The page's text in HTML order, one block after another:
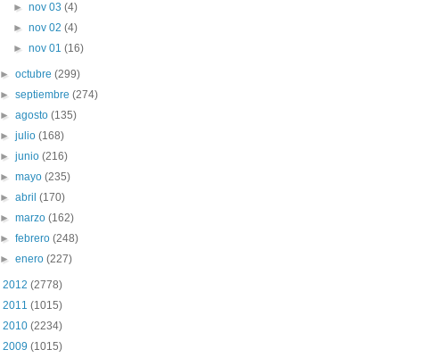
► nov 03 (4)
► nov 02 (4)
► nov 01 (16)
►octubre(299)
►septiembre(274)
►agosto(135)
►julio(168)
►junio(216)
►mayo(235)
►abril(170)
►marzo(162)
►febrero(248)
►enero(227)
2012 (2778)
2011 (1015)
2010 (2234)
2009 (1015)